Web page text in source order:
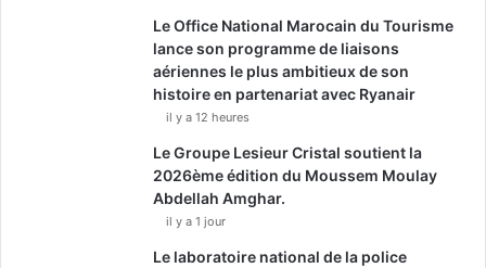
Le Office National Marocain du Tourisme
lance son programme de liaisons
aériennes le plus ambitieux de son
histoire en partenariat avec Ryanair
il y a 12 heures
Le Groupe Lesieur Cristal soutient la
2026ème édition du Moussem Moulay
Abdellah Amghar.
il y a 1 jour
Le laboratoire national de la police